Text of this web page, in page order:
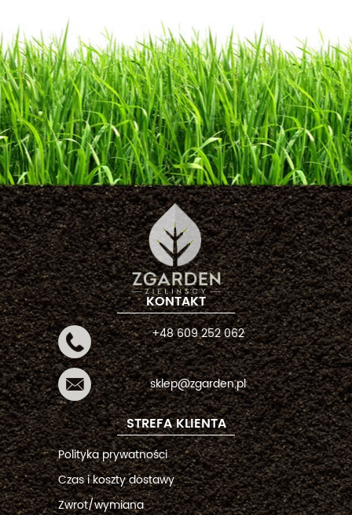
KONTAKT
+48 609 252 062
sklep@zgarden.pl
STREFA KLIENTA
Polityka prywatności
Czas i koszty dostawy
Zwrot/wymiana